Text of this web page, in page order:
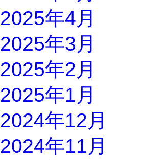
2025年4月
2025年3月
2025年2月
2025年1月
2024年12月
2024年11月